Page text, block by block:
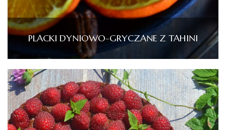
PLACKI DYNIOWO-GRYCZANE Z TAHINI